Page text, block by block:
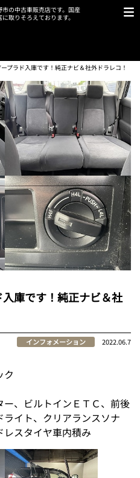
の中古車販売店です。国産
取りそろえております。
プラド入庫です！純正ナビ＆社外ドラレコ！
庫です！純正ナビ＆社
インフォメーション 2022.06.7
、ビルトインＥＴＣ、前後
イト、クリアランスソナ
スタイヤ車内積み